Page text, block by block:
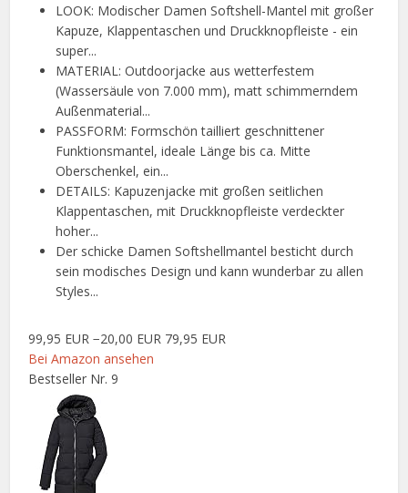
LOOK: Modischer Damen Softshell-Mantel mit großer
Kapuze, Klappentaschen und Druckknopfleiste - ein
super...
MATERIAL: Outdoorjacke aus wetterfestem
(Wassersäule von 7.000 mm), matt schimmerndem
Außenmaterial...
PASSFORM: Formschön tailliert geschnittener
Funktionsmantel, ideale Länge bis ca. Mitte
Oberschenkel, ein...
DETAILS: Kapuzenjacke mit großen seitlichen
Klappentaschen, mit Druckknopfleiste verdeckter
hoher...
Der schicke Damen Softshellmantel besticht durch
sein modisches Design und kann wunderbar zu allen
Styles...
99,95 EUR −20,00 EUR 79,95 EUR
Bei Amazon ansehen
Bestseller Nr. 9